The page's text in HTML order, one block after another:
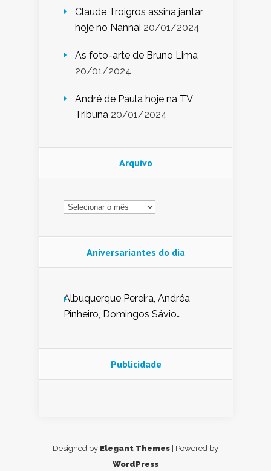
Claude Troigros assina jantar
hoje no Nannai 20/01/2024
As foto-arte de Bruno Lima
20/01/2024
André de Paula hoje na TV
Tribuna 20/01/2024
Arquivo
Arquivo
Aniversariantes do dia
Albuquerque Pereira, Andréa
Pinheiro, Domingos Sávio
Nunes de Sena, Fátima Peixoto,
Glória Pereira, Kátia Mesel,
Publicidade
Designed by Elegant Themes | Powered by
WordPress